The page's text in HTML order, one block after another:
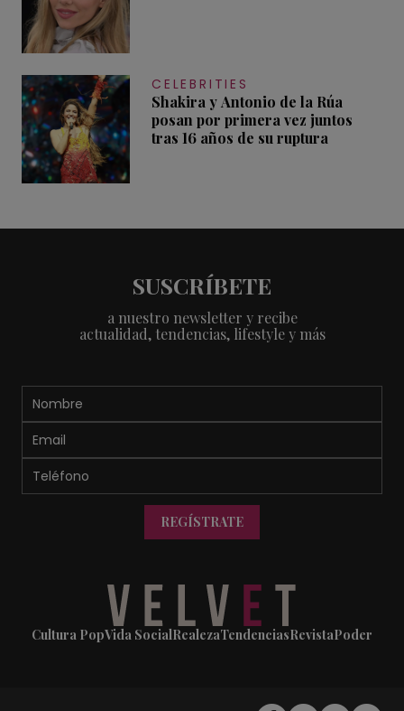
CELEBRITIES
Shakira y Antonio de la Rúa
posan por primera vez juntos
tras 16 años de su ruptura
SUSCRÍBETE
a nuestro newsletter y recibe
actualidad, tendencias, lifestyle y más
REGÍSTRATE
Cultura PopVida SocialRealezaTendenciasRevistaPoder